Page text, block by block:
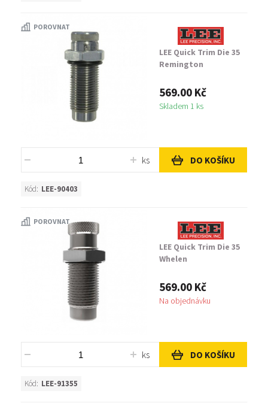
POROVNAT
LEE Quick Trim Die 35
Remington
569.00 Kč
Skladem 1 ks
ks DO KOŠÍKU
Kód: LEE-90403
POROVNAT
LEE Quick Trim Die 35
Whelen
569.00 Kč
Na objednávku
ks DO KOŠÍKU
Kód: LEE-91355